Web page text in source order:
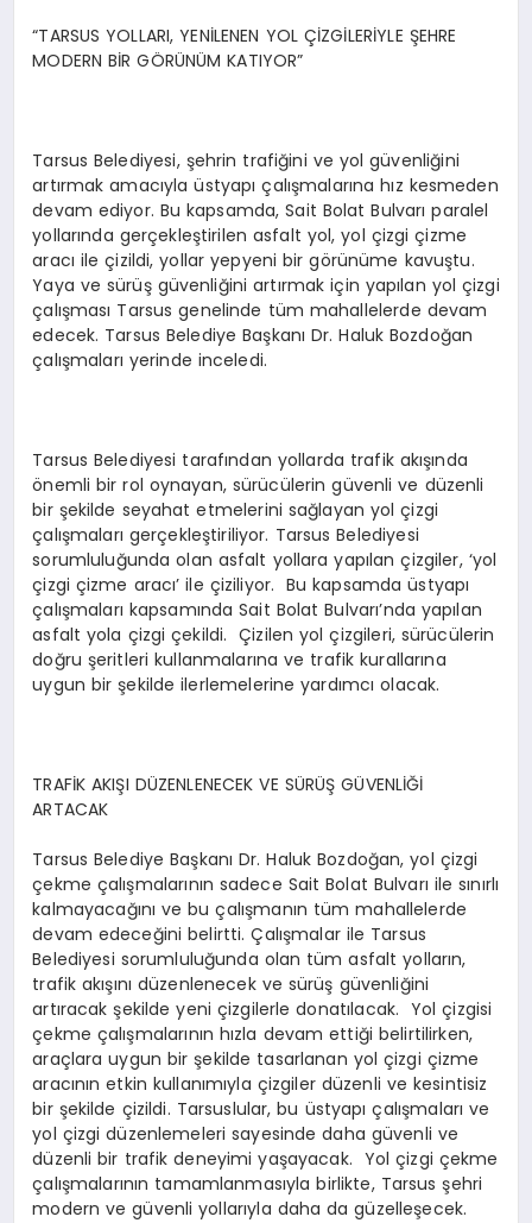
“TARSUS YOLLARI, YENİLENEN YOL ÇİZGİLERİYLE ŞEHRE
MODERN BİR GÖRÜNÜM KATIYOR”
Tarsus Belediyesi, şehrin trafiğini ve yol güvenliğini
artırmak amacıyla üstyapı çalışmalarına hız kesmeden
devam ediyor. Bu kapsamda, Sait Bolat Bulvarı paralel
yollarında gerçekleştirilen asfalt yol, yol çizgi çizme
aracı ile çizildi, yollar yepyeni bir görünüme kavuştu.
Yaya ve sürüş güvenliğini artırmak için yapılan yol çizgi
çalışması Tarsus genelinde tüm mahallelerde devam
edecek. Tarsus Belediye Başkanı Dr. Haluk Bozdoğan
çalışmaları yerinde inceledi.
Tarsus Belediyesi tarafından yollarda trafik akışında
önemli bir rol oynayan, sürücülerin güvenli ve düzenli
bir şekilde seyahat etmelerini sağlayan yol çizgi
çalışmaları gerçekleştiriliyor. Tarsus Belediyesi
sorumluluğunda olan asfalt yollara yapılan çizgiler, ‘yol
çizgi çizme aracı’ ile çiziliyor. Bu kapsamda üstyapı
çalışmaları kapsamında Sait Bolat Bulvarı’nda yapılan
asfalt yola çizgi çekildi. Çizilen yol çizgileri, sürücülerin
doğru şeritleri kullanmalarına ve trafik kurallarına
uygun bir şekilde ilerlemelerine yardımcı olacak.
TRAFİK AKIŞI DÜZENLENECEK VE SÜRÜŞ GÜVENLİĞİ
ARTACAK
Tarsus Belediye Başkanı Dr. Haluk Bozdoğan, yol çizgi
çekme çalışmalarının sadece Sait Bolat Bulvarı ile sınırlı
kalmayacağını ve bu çalışmanın tüm mahallelerde
devam edeceğini belirtti. Çalışmalar ile Tarsus
Belediyesi sorumluluğunda olan tüm asfalt yolların,
trafik akışını düzenlenecek ve sürüş güvenliğini
artıracak şekilde yeni çizgilerle donatılacak. Yol çizgisi
çekme çalışmalarının hızla devam ettiği belirtilirken,
araçlara uygun bir şekilde tasarlanan yol çizgi çizme
aracının etkin kullanımıyla çizgiler düzenli ve kesintisiz
bir şekilde çizildi. Tarsuslular, bu üstyapı çalışmaları ve
yol çizgi düzenlemeleri sayesinde daha güvenli ve
düzenli bir trafik deneyimi yaşayacak. Yol çizgi çekme
çalışmalarının tamamlanmasıyla birlikte, Tarsus şehri
modern ve güvenli yollarıyla daha da güzelleşecek.